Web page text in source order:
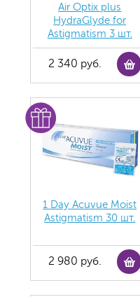
Air Optix plus
HydraGlyde for
Astigmatism 3 шт.
2 340 руб.
1 Day Acuvue Moist
Аstigmatism 30 шт.
2 980 руб.